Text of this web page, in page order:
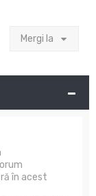
Mergi la
în acest